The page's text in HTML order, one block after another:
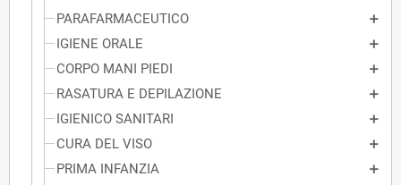
PARAFARMACEUTICO
IGIENE ORALE
CORPO MANI PIEDI
RASATURA E DEPILAZIONE
IGIENICO SANITARI
CURA DEL VISO
PRIMA INFANZIA